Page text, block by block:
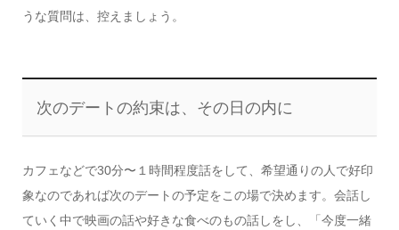
うな質問は、控えましょう。
次のデートの約束は、その日の内に
カフェなどで30分〜１時間程度話をして、希望通りの人で好印
象なのであれば次のデートの予定をこの場で決めます。会話し
ていく中で映画の話や好きな食べのもの話しをし、「今度一緒